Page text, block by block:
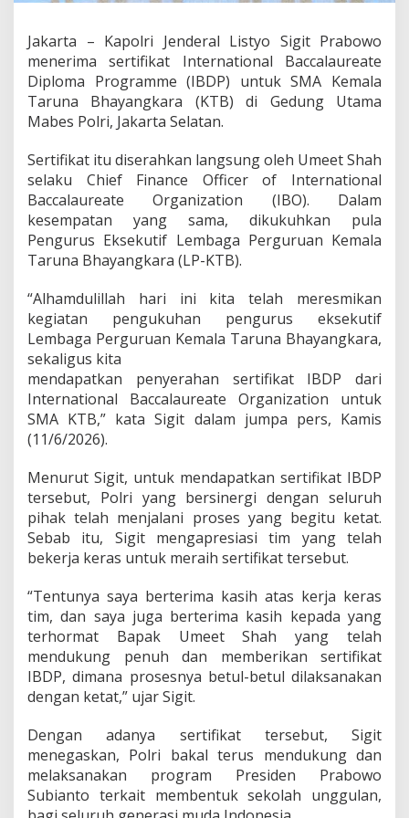
K
a
p
o
l
r
:
a
k
G
r
a
M
u
d
n
t
u
k
W
u
d
k
a
n
n
d
n
e
a
Jakarta – Kapolri Jenderal Listyo Sigit Prabowo
menerima sertifikat International Baccalaureate
Diploma Programme (IBDP) untuk SMA Kemala
Taruna Bhayangkara (KTB) di Gedung Utama
Mabes Polri, Jakarta Selatan.
Sertifikat itu diserahkan langsung oleh Umeet Shah
selaku Chief Finance Officer of International
Baccalaureate Organization (IBO). Dalam
kesempatan yang sama, dikukuhkan pula
Pengurus Eksekutif Lembaga Perguruan Kemala
Taruna Bhayangkara (LP-KTB).
“Alhamdulillah hari ini kita telah meresmikan
kegiatan pengukuhan pengurus eksekutif
Lembaga Perguruan Kemala Taruna Bhayangkara,
sekaligus kita
mendapatkan penyerahan sertifikat IBDP dari
International Baccalaureate Organization untuk
SMA KTB,” kata Sigit dalam jumpa pers, Kamis
(11/6/2026).
Menurut Sigit, untuk mendapatkan sertifikat IBDP
tersebut, Polri yang bersinergi dengan seluruh
pihak telah menjalani proses yang begitu ketat.
Sebab itu, Sigit mengapresiasi tim yang telah
bekerja keras untuk meraih sertifikat tersebut.
“Tentunya saya berterima kasih atas kerja keras
tim, dan saya juga berterima kasih kepada yang
terhormat Bapak Umeet Shah yang telah
mendukung penuh dan memberikan sertifikat
IBDP, dimana prosesnya betul-betul dilaksanakan
dengan ketat,” ujar Sigit.
Dengan adanya sertifikat tersebut, Sigit
menegaskan, Polri bakal terus mendukung dan
melaksanakan program Presiden Prabowo
Subianto terkait membentuk sekolah unggulan,